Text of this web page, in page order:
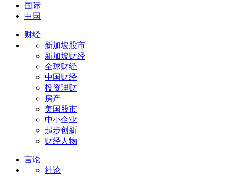
国际
中国
财经
新加坡股市
新加坡财经
全球财经
中国财经
投资理财
房产
美国股市
中小企业
起步创新
财经人物
言论
社论